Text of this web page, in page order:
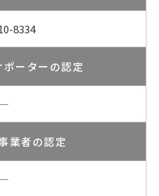
8334
ーターの認定
―
業者の認定
―